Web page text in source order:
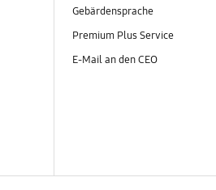
Gebärdensprache
Premium Plus Service
E-Mail an den CEO